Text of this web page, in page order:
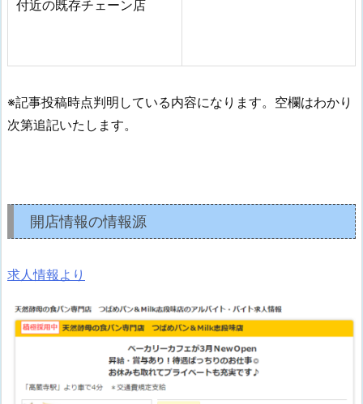
付近の既存チェーン店
※記事投稿時点判明している内容になります。空欄はわかり
次第追記いたします。
開店情報の情報源
求人情報より